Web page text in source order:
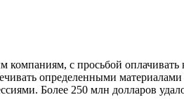
с просьбой оплачивать
определенными
Более 250 млн долларов